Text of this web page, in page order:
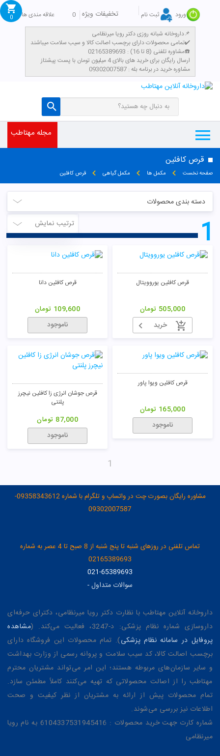
ورود ثبت نام تخفیفات ویژه 0
علاقه مندی ها
داروخانه شبانه روزی دکتر رویا میرنظامی📌
تمامی محصولات دارای برچسب اصالت کالا و سیب سلامت میباشند✔️
مشاوره تلفنی (8 تا 16) : 02165389693☎️
​ارسال رایگان برای خرید های بالای 4 میلیون تومان با پست پیشتاز
مشاوره خرید در برنامه بله : 09302007587
0
مجله مهتاطب
قرص کافئین
صفحه نخست مکمل ها مکمل گیاهی قرص کافئین
دسته بندی محصولات
ترتیب نمایش
1
قرص کافئین یوروویتال
505,000 تومان
خرید
قرص کافئین دانا
109,600 تومان
ناموجود
قرص کافئین ویوا پاور
165,000 تومان
ناموجود
قرص جوشان انرژی زا کافئین نیچرز
پلنتی
87,000 تومان
ناموجود
1
مشاوره رایگان بصورت چت در واتساپ و تلگرام با شماره 09358343612-
09302007587
تماس تلفنی در روزهای شنبه تا پنج شنبه از 8 صبح تا 4 عصر به شماره
02165389693
021-65389693
سوالات متداول-
داروخانه آنلاین مهتاطب با نظارت دکتر رویا میرنظامی، دکترای حرفه‌ای
داروسازی شماره نظام پزشکی: د-3247، فعالیت می‌کند. (
مشاهده
پروفایل در سامانه نظام پزشکی). تمام محصولات این فروشگاه دارای
برچسب اصالت کالا، کد سیب سلامت و پروانه رسمی از وزارت بهداشت
و سایر سازمان‌های مربوطه هستند؛ این امر می‌تواند مشتریان محترم
مهتاطب را از اصالت محصولاتی که تهیه می‌کنند کاملاً مطمئن سازد.
تمام محصولات پیش از ارائه به مشتریان از نظر کیفیت و صحت
اطلاعات نیز بررسی می‌شوند.
شماره کارت جهت خرید محصولات : 6104337531945416 به نام رویا
میرنظامی